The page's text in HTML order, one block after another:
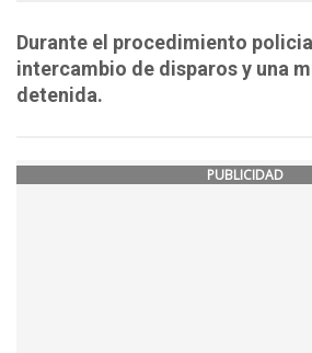
Durante el procedimiento
intercambio de disparos y una
detenida.
PUBLICIDAD